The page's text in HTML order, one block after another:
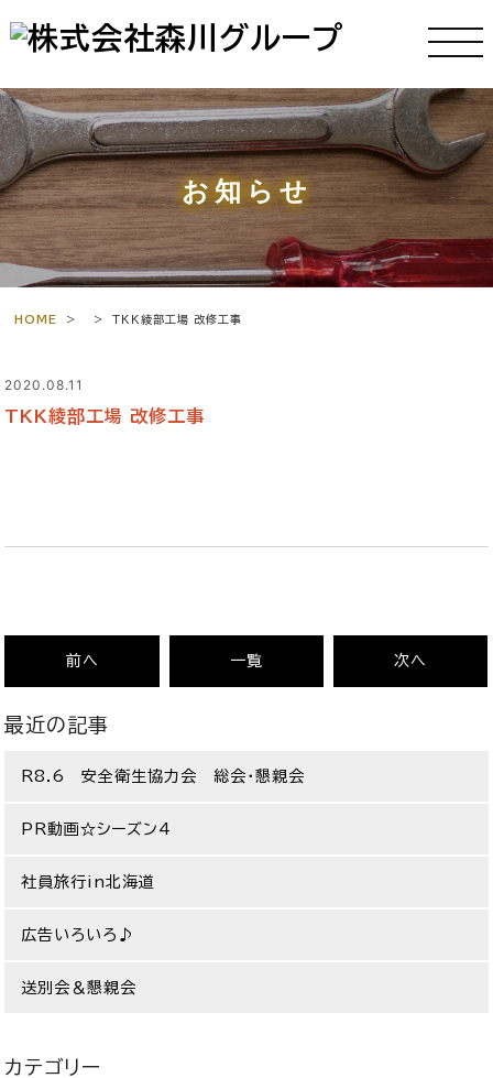
お知らせ
HOME > > TKK綾部工場 改修工事
2020.08.11
TKK綾部工場 改修工事
前へ 一覧 次へ
最近の記事
R8.6 安全衛生協力会 総会・懇親会
PR動画☆シーズン4
社員旅行in北海道
広告いろいろ♪
送別会＆懇親会
カテゴリー